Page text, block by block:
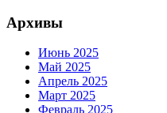
Архивы
Июнь 2025
Май 2025
Апрель 2025
Март 2025
Февраль 2025